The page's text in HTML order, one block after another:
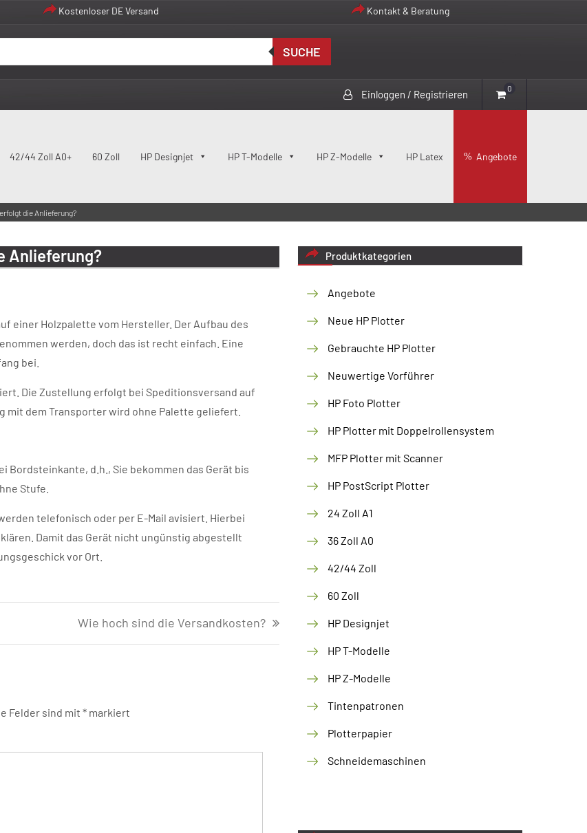
Kostenloser DE Versand Kontakt & Beratung
SUCHE
Einloggen / Registrieren 0
42/44 Zoll A0+ 60 Zoll HP Designjet HP T-Modelle HP Z-Modelle HP Latex Angebote
die Anlieferung?
Anlieferung?
einer Holzpalette vom Hersteller. Der Aufbau des
werden, doch das ist recht einfach. Eine
bei.
Die Zustellung erfolgt bei Speditionsversand auf
mit dem Transporter wird ohne Palette geliefert.
Bordsteinkante, d.h., Sie bekommen das Gerät bis
Stufe.
telefonisch oder per E-Mail avisiert. Hierbei
Damit das Gerät nicht ungünstig abgestellt
vor Ort.
Wie hoch sind die Versandkosten?
Felder sind mit * markiert
Produktkategorien
Angebote
Neue HP Plotter
Gebrauchte HP Plotter
Neuwertige Vorführer
HP Foto Plotter
HP Plotter mit Doppelrollensystem
MFP Plotter mit Scanner
HP PostScript Plotter
24 Zoll A1
36 Zoll A0
42/44 Zoll
60 Zoll
HP Designjet
HP T-Modelle
HP Z-Modelle
Tintenpatronen
Plotterpapier
Schneidemaschinen